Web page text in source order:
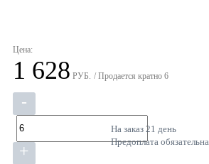
Цена:
1 628 РУБ. / Продается кратно 6
-
+
На заказ 21 день
Предоплата обязательна